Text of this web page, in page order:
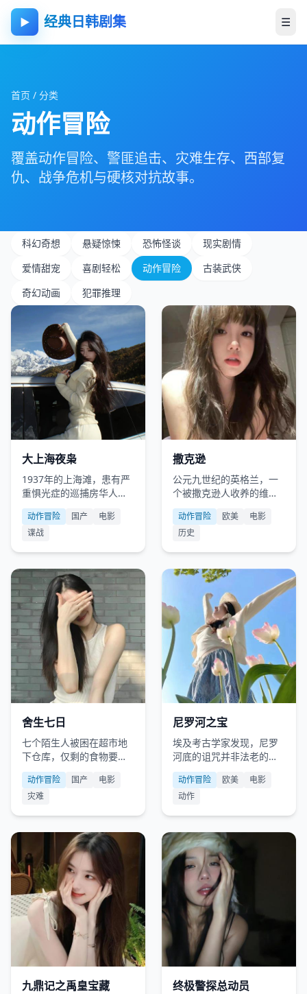
▶ 经典日韩剧集 ☰
首页 / 分类
动作冒险
覆盖动作冒险、警匪追击、灾难生存、西部复
仇、战争危机与硬核对抗故事。
科幻奇想 悬疑惊悚 恐怖怪谈
现实剧情
爱情甜宠
喜剧轻松 动作冒险
古装武侠
奇幻动画
犯罪推理
大上海夜枭
1937年的上海滩，患有严
重惧光症的巡捕房华人探
长，只能在黑夜中伸张正
义。
动作冒险 国产
电影
谍战
撒克逊
公元九世纪的英格兰，一
个被撒克逊人收养的维京
孤儿，必须手刃自己的亲
生父亲。
动作冒险 欧美
电影
历史
舍生七日
七个陌生人被困在超市地
下仓库，仅剩的食物要撑
过七天，而他们中发现了
一具尸体。
动作冒险 国产
电影
灾难
尼罗河之宝
埃及考古学家发现，尼罗
河底的诅咒并非法老的怒
火，而是一台史前量子计
算机。
动作冒险 欧美
电影
动作
九鼎记之禹皇宝藏 终极警探总动员